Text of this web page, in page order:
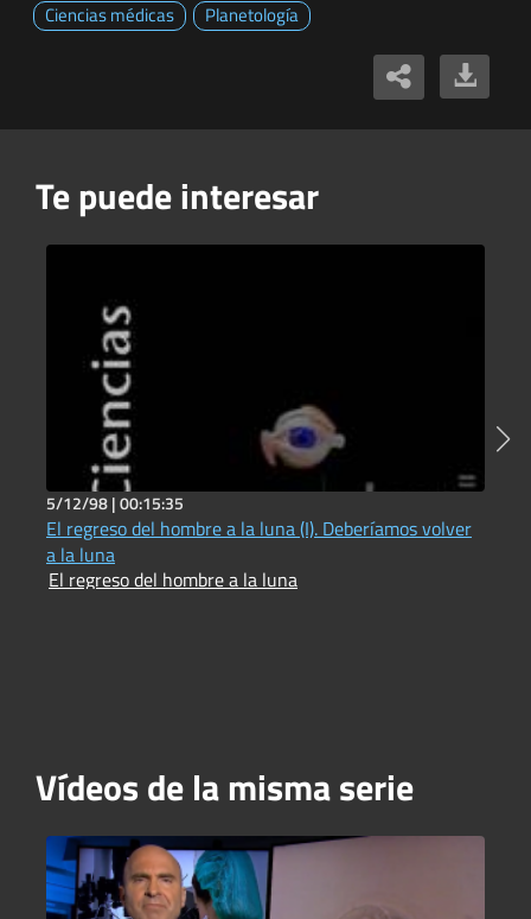
Ciencias médicas
Planetología
Te puede interesar
5/12/98 |00:15:35
El regreso del hombre a la luna (I). Deberíamos volver
a la luna
El regreso del hombre a la luna
Vídeos de la misma serie